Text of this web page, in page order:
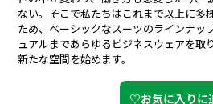
ない。そこで私たちはこれまで以上に多
ため、ベーシックなスーツのラインナッ
ュアルまであらゆるビジネスウェアを取
新たな空間を始めます。
♡お気に入りに